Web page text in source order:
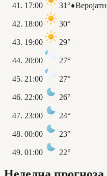
17:00 31°
18:00 30°
19:00 29°
20:00 27°
21:00 27°
22:00 26°
23:00 24°
00:00 23°
01:00 22°